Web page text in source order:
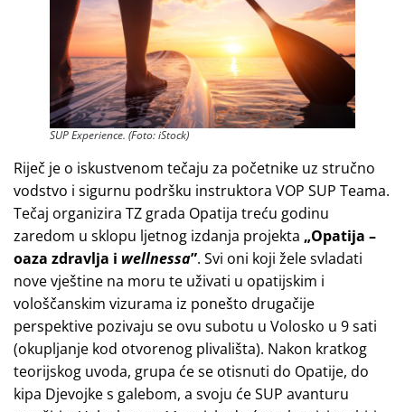
SUP Experience. (Foto: iStock)
Riječ je o iskustvenom tečaju za početnike uz stručno
vodstvo i sigurnu podršku instruktora VOP SUP Teama.
Tečaj organizira TZ grada Opatija treću godinu
zaredom u sklopu ljetnog izdanja projekta „Opatija –
oaza zdravlja i wellnessa”. Svi oni koji žele svladati
nove vještine na moru te uživati u opatijskim i
vološčanskim vizurama iz ponešto drugačije
perspektive pozivaju se ovu subotu u Volosko u 9 sati
(okupljanje kod otvorenog plivališta). Nakon kratkog
teorijskog uvoda, grupa će se otisnuti do Opatije, do
kipa Djevojke s galebom, a svoju će SUP avanturu